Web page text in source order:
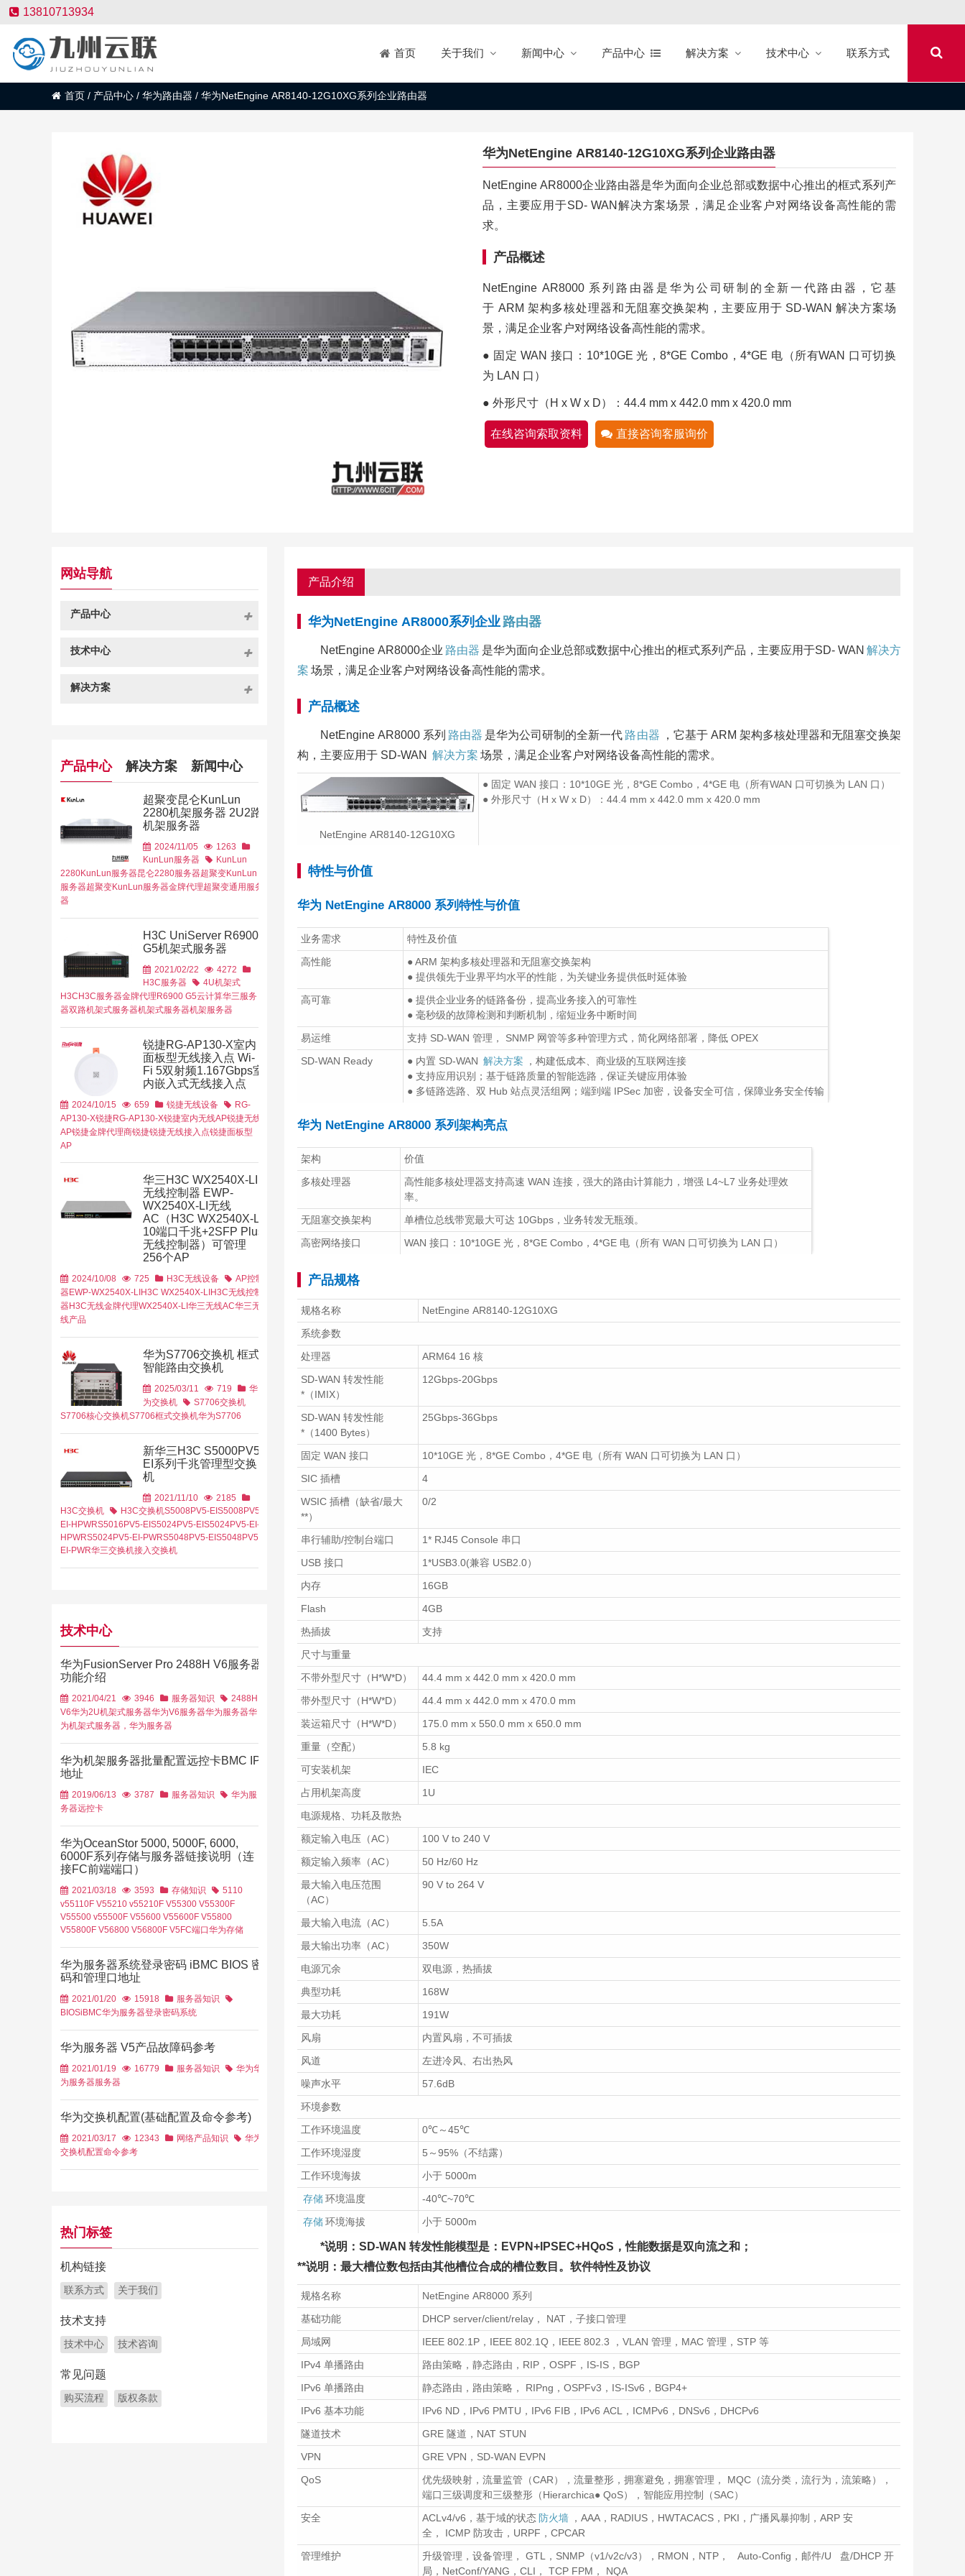
13810713934
首页 关于我们 新闻中心 产品中心 解决方案 技术中心 联系方式
首页 / 产品中心 / 华为路由器 / 华为NetEngine AR8140-12G10XG系列企业路由器
华为NetEngine AR8140-12G10XG系列企业路由器
NetEngine AR8000企业路由器是华为面向企业总部或数据中心推出的框式系列产
品，主要应用于SD- WAN解决方案场景，满足企业客户对网络设备高性能的需
求。
产品概述
NetEngine AR8000 系列路由器是华为公司研制的全新一代路由器，它基
于 ARM 架构多核处理器和无阻塞交换架构，主要应用于 SD-WAN 解决方案场
景，满足企业客户对网络设备高性能的需求。
● 固定 WAN 接口：10*10GE 光，8*GE Combo，4*GE 电（所有WAN 口可切换
为 LAN 口）
● 外形尺寸（H x W x D）：44.4 mm x 442.0 mm x 420.0 mm
在线咨询索取资料 直接咨询客服询价
产品介绍
华为NetEngine AR8000系列企业 路由器
NetEngine AR8000企业 路由器 是华为面向企业总部或数据中心推出的框式系列产品，主要应用于SD- WAN 解决方
案 场景，满足企业客户对网络设备高性能的需求。
产品概述
NetEngine AR8000 系列 路由器 是华为公司研制的全新一代 路由器
，它基于 ARM 架构多核处理器和无阻塞交换架
构，主要应用于 SD-WAN 解决方案 场景，满足企业客户对网络设备高性能的需求。
NetEngine AR8140-12G10XG
● 固定 WAN 接口：10*10GE 光，8*GE Combo，4*GE 电（所有WAN 口可切换为 LAN 口）
● 外形尺寸（H x W x D）：44.4 mm x 442.0 mm x 420.0 mm
特性与价值
华为 NetEngine AR8000 系列特性与价值
业务需求
特性及价值
高性能
● ARM 架构多核处理器和无阻塞交换架构
● 提供领先于业界平均水平的性能，为关键业务提供低时延体验
高可靠
● 提供企业业务的链路备份，提高业务接入的可靠性
● 毫秒级的故障检测和判断机制，缩短业务中断时间
易运维
支持 SD-WAN 管理， SNMP 网管等多种管理方式，简化网络部署，降低 OPEX
SD-WAN Ready
● 内置 SD-WAN 解决方案
，构建低成本、商业级的互联网连接
● 支持应用识别；基于链路质量的智能选路，保证关键应用体验
● 多链路选路、双 Hub 站点灵活组网；端到端 IPSec 加密，设备安全可信，保障业务安全传输
华为 NetEngine AR8000 系列架构亮点
架构
价值
多核处理器
高性能多核处理器支持高速 WAN 连接，强大的路由计算能力，增强 L4~L7 业务处理效
率。
无阻塞交换架构
单槽位总线带宽最大可达 10Gbps，业务转发无瓶颈。
高密网络接口
WAN 接口：10*10GE 光，8*GE Combo，4*GE 电（所有 WAN 口可切换为 LAN 口）
产品规格
规格名称
NetEngine AR8140-12G10XG
系统参数
处理器
ARM64 16 核
SD-WAN 转发性能
*（IMIX）
12Gbps-20Gbps
SD-WAN 转发性能
*（1400 Bytes）
25Gbps-36Gbps
固定 WAN 接口
10*10GE 光，8*GE Combo，4*GE 电（所有 WAN 口可切换为 LAN 口）
SIC 插槽
4
WSIC 插槽（缺省/最大
**）
0/2
串行辅助/控制台端口
1* RJ45 Console 串口
USB 接口
1*USB3.0(兼容 USB2.0）
内存
16GB
Flash
4GB
热插拔
支持
尺寸与重量
不带外型尺寸（H*W*D）
44.4 mm x 442.0 mm x 420.0 mm
带外型尺寸（H*W*D）
44.4 mm x 442.0 mm x 470.0 mm
装运箱尺寸（H*W*D）
175.0 mm x 550.0 mm x 650.0 mm
重量（空配）
5.8 kg
可安装机架
IEC
占用机架高度
1U
电源规格、功耗及散热
额定输入电压（AC）
100 V to 240 V
额定输入频率（AC）
50 Hz/60 Hz
最大输入电压范围
（AC）
90 V to 264 V
最大输入电流（AC）
5.5A
最大输出功率（AC）
350W
电源冗余
双电源，热插拔
典型功耗
168W
最大功耗
191W
风扇
内置风扇，不可插拔
风道
左进冷风、右出热风
噪声水平
57.6dB
环境参数
工作环境温度
0℃～45℃
工作环境湿度
5～95%（不结露）
工作环境海拔
小于 5000m
存储 环境温度
-40℃~70℃
存储 环境海拔 小于 5000m
*说明：SD-WAN 转发性能模型是：EVPN+IPSEC+HQoS，性能数据是双向流之和；
**说明：最大槽位数包括由其他槽位合成的槽位数目。软件特性及协议
规格名称
NetEngine AR8000 系列
基础功能
DHCP server/client/relay， NAT，子接口管理
局域网
IEEE 802.1P，IEEE 802.1Q，IEEE 802.3 ，VLAN 管理，MAC 管理，STP 等
IPv4 单播路由
路由策略，静态路由，RIP，OSPF，IS-IS，BGP
IPv6 单播路由
静态路由，路由策略， RIPng，OSPFv3，IS-ISv6，BGP4+
IPv6 基本功能
IPv6 ND，IPv6 PMTU，IPv6 FIB，IPv6 ACL，ICMPv6，DNSv6，DHCPv6
隧道技术
GRE 隧道，NAT STUN
VPN
GRE VPN，SD-WAN EVPN
QoS
优先级映射，流量监管（CAR），流量整形，拥塞避免，拥塞管理， MQC（流分类，流行为，流策略），
端口三级调度和三级整形（Hierarchica● QoS），智能应用控制（SAC）
安全
ACLv4/v6，基于域的状态 防火墙 ，AAA，RADIUS，HWTACACS，PKI，广播风暴抑制，ARP 安
全， ICMP 防攻击，URPF，CPCAR
管理维护
升级管理，设备管理， GTL，SNMP（v1/v2c/v3），RMON，NTP， Auto-Config，邮件/U 盘/DHCP 开
局，NetConf/YANG，CLI， TCP FPM， NQA
网站导航
产品中心
技术中心
解决方案
产品中心 解决方案 新闻中心
超聚变昆仑KunLun
2280机架服务器 2U2路
机架服务器
2024/11/05
1263
KunLun服务器
KunLun
2280KunLun服务器昆仑2280服务器超聚变KunLun
服务器超聚变KunLun服务器金牌代理超聚变通用服务
器
H3C UniServer R6900
G5机架式服务器
2021/02/22
4272
H3C服务器
4U机架式
H3C H3C服务器金牌代理 R6900 G5云计算华三服务
器双路机架式服务器机架式服务器机架服务器
锐捷RG-AP130-X室内
面板型无线接入点 Wi-
Fi 5双射频1.167Gbps室
内嵌入式无线接入点
2024/10/15 659 锐捷无线设备
RG-
AP130-X锐捷RG-AP130-X锐捷室内无线AP锐捷无线
AP锐捷金牌代理商锐捷锐捷无线接入点锐捷面板型
AP
华三H3C WX2540X-LI
无线控制器 EWP-
WX2540X-LI无线
AC（H3C WX2540X-LI
10端口千兆+2SFP Plus
无线控制器）可管理
256个AP
2024/10/08 725 H3C无线设备
AP控制
器EWP-WX2540X-LI H3C WX2540X-LI H3C无线控制
器H3C无线金牌代理WX2540X-LI 华三无线AC华三无
线产品
华为S7706交换机 框式
智能路由交换机
2025/03/11 719
华
为交换机
S7706交换机
S7706核心交换机S7706框式交换机华为S7706
新华三H3C S5000PV5-
EI系列千兆管理型交换
机
2021/11/10
2185
H3C交换机
H3C交换机S5008PV5-EI S5008PV5-
EI-HPWRS5016PV5-EI S5024PV5-EI S5024PV5-EI-
HPWRS5024PV5-EI-PWRS5048PV5-EI S5048PV5-
EI-PWR华三交换机接入交换机
北京政务云——华为云
解决方案
2021/03/24 3228
政
医疗智慧物联解决方案
疗行业
医疗解决方案
华为云解决方案助力美
图实时支撑20亿+用户
2905
互
华为云 美图秀秀解决方
IT运维管理咨询服务
联网行业
其他行业 医疗行业 教
育行业
IT运维
不同的应用服务器负载
均衡解决方案
3518
联网行业
其他行业 医疗行业 教
金融行业 应用服务器解决方案负载均衡
（体育场展馆）——华
为无线解决方案
3039
其
教育行业 WLAN体育场华为无线AC华为无
华为无线控制器华为无线金牌代理商
华三MSR3640-X1路由
2021/04/22 2891
产
交换机S5730交换机华为交换机华为交换机金牌代
理
硬核性能+限时钜惠｜华
为数通智选S5735S-
H48S4XC-A交换机实力
出圈
2026/04/16 145 产品促销
华为IdeaHub智慧屏办
2021/04/21 2831
行
业级交换机：高性能千
兆接入与智能运维的完
美融合
路海光16核算力，2U机
架式信创业务服务器
品促销
技术中心
华为FusionServer Pro 2488H V6服务器
功能介绍
2021/04/21 3946 服务器知识
2488H
V6华为2U机架式服务器华为V6服务器华为服务器华
为机架式服务器，华为服务器
华为机架服务器批量配置远控卡BMC IP
地址
2019/06/13 3787 服务器知识
华为服
务器远控卡
华为OceanStor 5000, 5000F, 6000,
6000F系列存储与服务器链接说明（连
接FC前端端口）
2021/03/18 3593 存储知识
5110
v55110F V55210 v55210F V55300 V55300F
V55500 v55500F V55600 V55600F V55800
V55800F V56800 V56800F V5 FC端口华为存储
华为服务器系统登录密码 iBMC BIOS 密
码和管理口地址
2021/01/20 15918
服务器知识
BIOSiBMC华为服务器登录密码系统
华为服务器 V5产品故障码参考
2021/01/19 16779 服务器知识 华为华
为服务器服务器
华为交换机配置(基础配置及命令参考)
2021/03/17 12343 网络产品知识
华为
交换机配置命令参考
热门标签
机构链接
联系方式 关于我们
技术支持
技术中心 技术咨询
常见问题
购买流程 版权条款